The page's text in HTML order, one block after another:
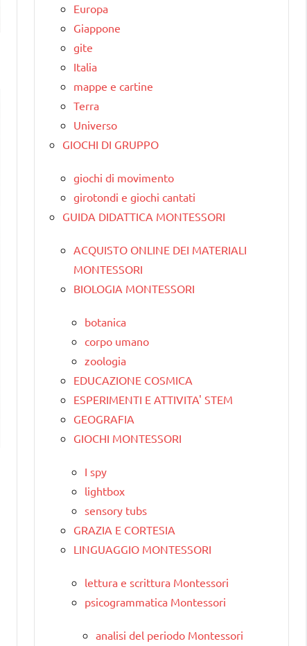
Europa
Giappone
gite
Italia
mappe e cartine
Terra
Universo
GIOCHI DI GRUPPO
giochi di movimento
girotondi e giochi cantati
GUIDA DIDATTICA MONTESSORI
ACQUISTO ONLINE DEI MATERIALI
MONTESSORI
BIOLOGIA MONTESSORI
botanica
corpo umano
zoologia
EDUCAZIONE COSMICA
ESPERIMENTI E ATTIVITA' STEM
GEOGRAFIA
GIOCHI MONTESSORI
I spy
lightbox
sensory tubs
GRAZIA E CORTESIA
LINGUAGGIO MONTESSORI
lettura e scrittura Montessori
psicogrammatica Montessori
analisi del periodo Montessori